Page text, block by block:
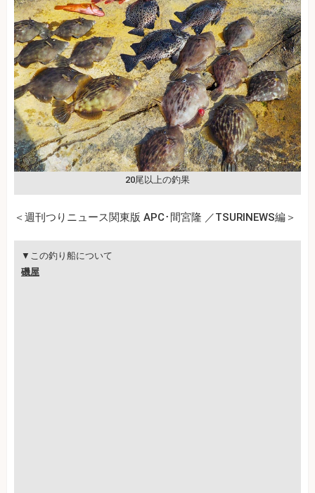
20尾以上の釣果
＜週刊つりニュース関東版 APC･間宮隆 ／TSURINEWS編＞
▼この釣り船について
磯屋